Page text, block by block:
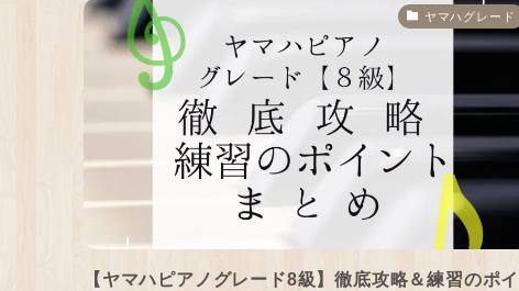
ヤマハグレード
【ヤマハピアノグレード8級】徹底攻略＆練習のポイ